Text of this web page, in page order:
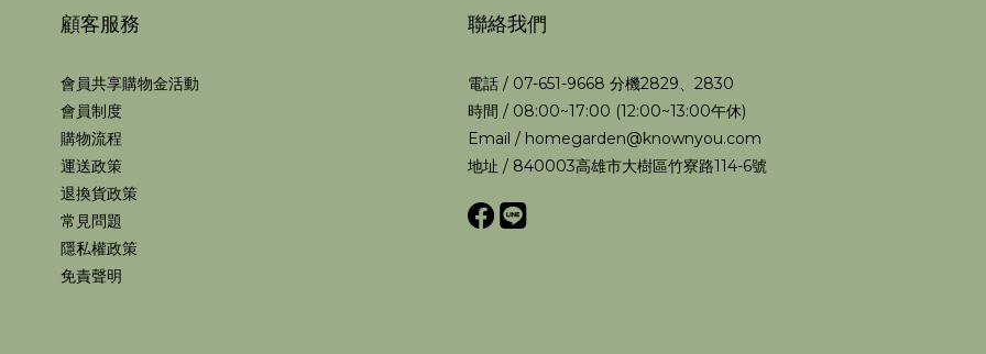
顧客服務
會員共享購物金活動
會員制度
購物流程
運送政策
退換貨政策
常見問題
隱私權政策
免責聲明
聯絡我們
電話 / 07-651-9668 分機2829、2830
時間 / 08:00~17:00 (12:00~13:00午休)
Email / homegarden@knownyou.com
地址 / 840003高雄市大樹區竹寮路114-6號